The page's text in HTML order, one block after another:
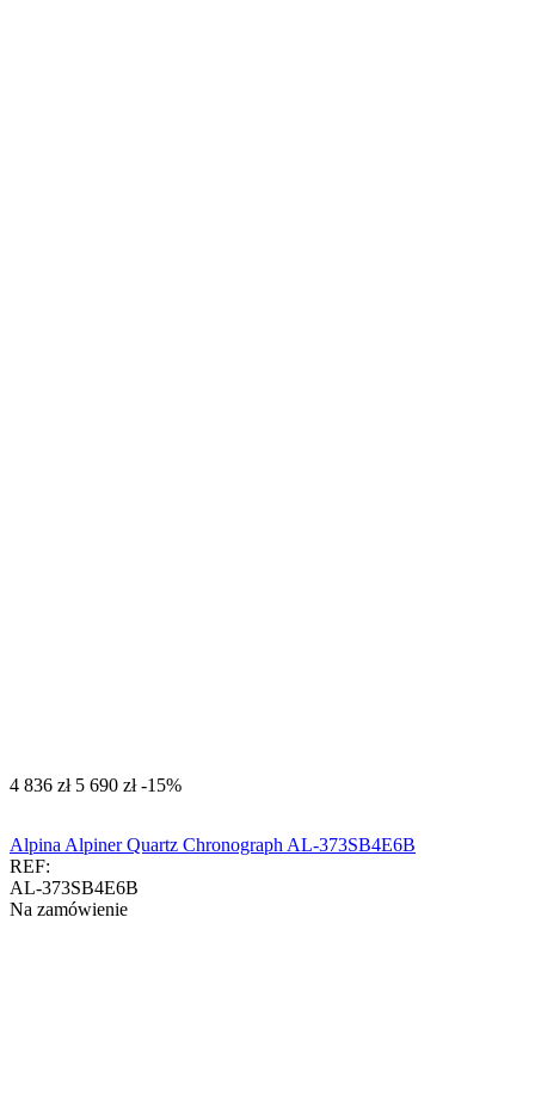
‍4 836‍ zł ‍5 690‍ zł -15%
Alpina Alpiner Quartz Chronograph AL-373SB4E6B
REF:
AL-373SB4E6B
Na zamówienie